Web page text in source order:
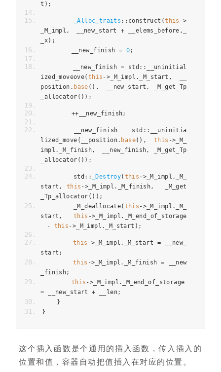
t );
_Alloc_traits :: construct (this ->
_M_impl , __new_start + __elems_before ,
_x);
        __new_finish
= 0;
        __new_finish
= std ::
__uninitial
ized_moveove( this -> _M_impl . _M_start ,
position . base (), __new_start ,
_M_get_Tp
_allocator ());
++ __new_finish;
        __new_finish
= std ::
__uninitia
lized_move ( __position. base(), this -> _M_
impl . _M_finish, __new_finish,
_M_get_Tp
_allocator ());
        std
:: _Destroy( this -> _M_impl .
_M_
start , this -> _M_impl . _M_finish,
_M_get
_Tp_allocator ());
        _M_deallocate
( this -> _M_impl .
_M_
start , this -> _M_impl .
_M_end_of_storage
-
this -> _M_impl . _M_start );
this -> _M_impl . _M_start = __new_
start ;
this -> _M_impl . _M_finish = __new
_finish;
this -> _M_impl .
= __new_start + __len;
}
}
这个插入函数是个通用的插入函数，传入插入的
位置和值，容器自动把值插入在对应的位置。